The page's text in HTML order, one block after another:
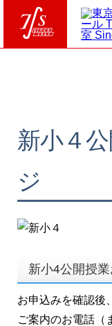
新小４
ジ
新小4公開授
お申込みを確認後
ご案内のお電話（